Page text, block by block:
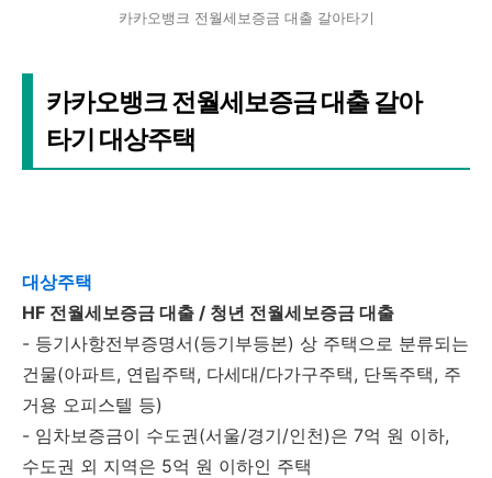
카카오뱅크 전월세보증금 대출 갈아타기
카카오뱅크 전월세보증금 대출 갈아
타기 대상주택
대상주택
HF 전월세보증금 대출 / 청년 전월세보증금 대출
- 등기사항전부증명서(등기부등본) 상 주택으로 분류되는
건물(아파트, 연립주택, 다세대/다가구주택, 단독주택, 주
거용 오피스텔 등)
- 임차보증금이 수도권(서울/경기/인천)은 7억 원 이하,
수도권 외 지역은 5억 원 이하인 주택